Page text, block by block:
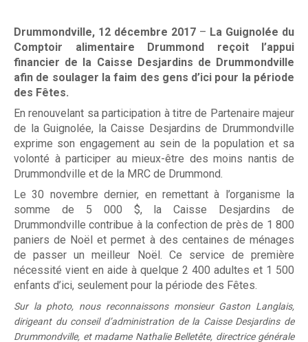
m
o
n
d
Associés à la récupération alimentaire
Entreprises
Individus
Recevoir
Dépannage alimentaire
Campagne de financement
Drummondville, 12 décembre 2017 – La Guignolée du
Comptoir alimentaire Drummond reçoit l’appui
financier de la Caisse Desjardins de Drummondville
afin de soulager la faim des gens d’ici pour la période
des Fêtes.
En renouvelant sa participation à titre de Partenaire majeur
de la Guignolée, la Caisse Desjardins de Drummondville
exprime son engagement au sein de la population et sa
volonté à participer au mieux-être des moins nantis de
Drummondville et de la MRC de Drummond.
Le 30 novembre dernier, en remettant à l’organisme la
somme de 5 000 $, la Caisse Desjardins de
Drummondville contribue à la confection de près de 1 800
paniers de Noël et permet à des centaines de ménages
de passer un meilleur Noël. Ce service de première
nécessité vient en aide à quelque 2 400 adultes et 1 500
enfants d’ici, seulement pour la période des Fêtes.
Sur la photo, nous reconnaissons monsieur Gaston Langlais,
dirigeant du conseil d’administration de la Caisse Desjardins de
Drummondville, et madame Nathalie Belletête, directrice générale